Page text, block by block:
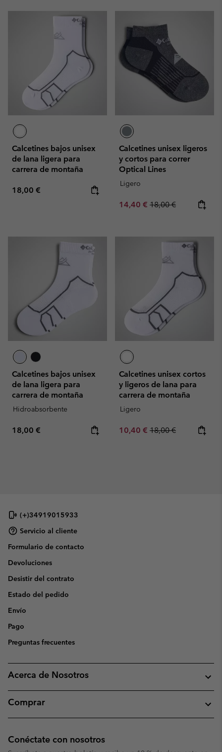
Calcetines bajos unisex
de lana ligera para
carrera de montaña
Regular price:
18,00 €
Calcetines unisex ligeros
y cortos para correr
Optical Lines
Ligero
Sale price:
14,40 € Regular price:
18,00 €
Calcetines bajos unisex
de lana ligera para
carrera de montaña
Hidroabsorbente
Regular price:
18,00 €
Calcetines unisex cortos
y ligeros de lana para
carrera de montaña
Ligero
Sale price:
10,40 € Regular price:
18,00 €
(+)34919015933
Servicio al cliente
Formulario de contacto
Devoluciones
Desistir del contrato
Estado del pedido
Envío
Pago
Preguntas frecuentes
Acerca de Nosotros
Comprar
Conéctate con nosotros